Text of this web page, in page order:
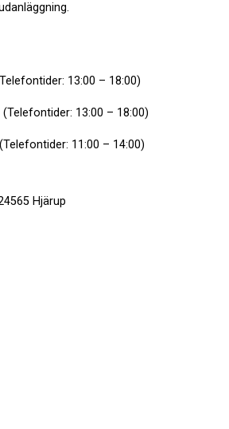
13:00 – 18:00)
13:00 – 18:00)
11:00 – 14:00)
Hjärup